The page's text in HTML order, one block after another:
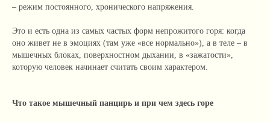
– режим постоянного, хронического напряжения.
Это и есть одна из самых частых форм непрожитого горя: когда
оно живет не в эмоциях (там уже «все нормально»), а в теле – в
мышечных блоках, поверхностном дыхании, в «зажатости»,
которую человек начинает считать своим характером.
Что такое мышечный панцирь и при чем здесь горе